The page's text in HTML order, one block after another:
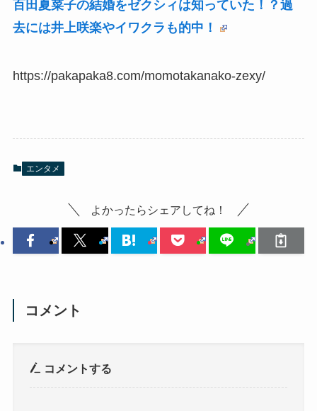
百田夏菜子の結婚をゼクシィは知っていた！？過
去には井上咲楽やイワクラも的中！
https://pakapaka8.com/momotakanako-zexy/
エンタメ
よかったらシェアしてね！
コメント
コメントする